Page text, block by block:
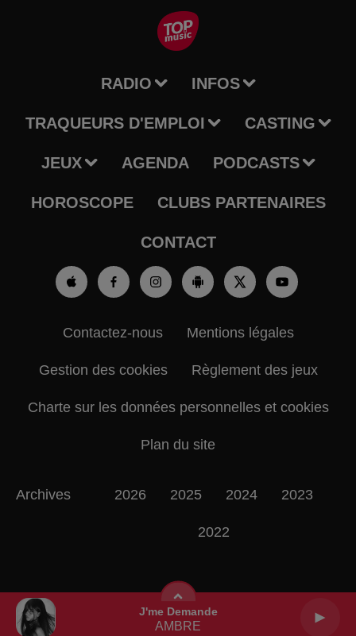
J'me Demande
AMBRE
RADIO INFOS
TRAQUEURS D'EMPLOI CASTING
JEUX AGENDA PODCASTS
HOROSCOPE CLUBS PARTENAIRES
CONTACT
Contactez-nous Mentions légales
Gestion des cookies Règlement des jeux
Charte sur les données personnelles et cookies
Plan du site
Archives 2026 2025 2024 2023
2022